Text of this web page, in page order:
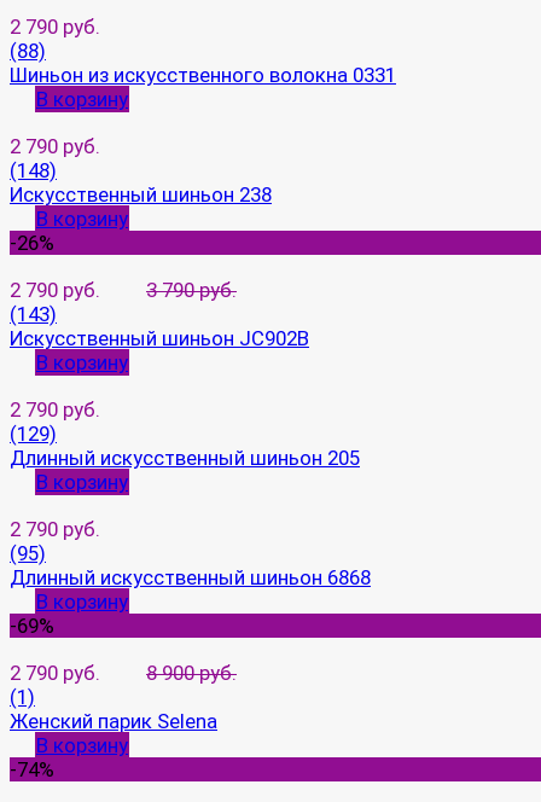
2 790 руб.
(88)
Шиньон из искусственного волокна 0331
В корзину
2 790 руб.
(148)
Искусственный шиньон 238
В корзину
-26%
2 790 руб.
3 790 руб.
(143)
Искусственный шиньон JC902B
В корзину
2 790 руб.
(129)
Длинный искусственный шиньон 205
В корзину
2 790 руб.
(95)
Длинный искусственный шиньон 6868
В корзину
-69%
2 790 руб.
8 900 руб.
(1)
Женский парик Selena
В корзину
-74%